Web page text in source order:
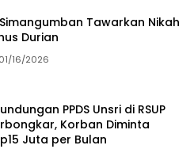
Tawarkan Nikah
Durian
01/16/2026
PPDS Unsri di RSUP
Korban Diminta
Juta per Bulan